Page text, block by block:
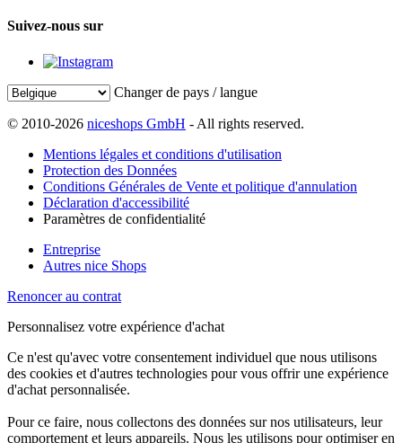
Suivez-nous sur
Changer de pays / langue
© 2010-2026 niceshops GmbH - All rights reserved.
Mentions légales et conditions d'utilisation
Protection des Données
Conditions Générales de Vente et politique d'annulation
Déclaration d'accessibilité
Paramètres de confidentialité
Entreprise
Autres nice Shops
Renoncer au contrat
Personnalisez votre expérience d'achat
Ce n'est qu'avec votre consentement individuel que nous utilisons
des cookies et d'autres technologies pour vous offrir une expérience
d'achat personnalisée.
Pour ce faire, nous collectons des données sur nos utilisateurs, leur
comportement et leurs appareils. Nous les utilisons pour optimiser en